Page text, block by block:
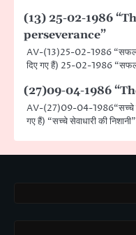
(13) 25-02-1986
perseverance”
AV-(13)25-02-1986
दिए गए हैं) 25-02-1986
(27)09-04-1986
AV-(27)09-04-1986“सच्चे
गए हैं) “सच्चे सेवाधारी की